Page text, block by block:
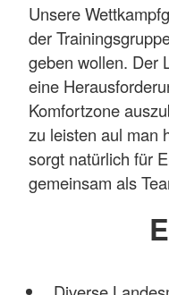
Unsere
der
geben wollen. Der
eine
Komfortzone
zu leisten aul man
sorgt natürlich für
gemeinsam als